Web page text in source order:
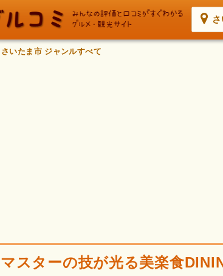
さいたま市 ジャンルすべて
マスターの技が光る美楽食